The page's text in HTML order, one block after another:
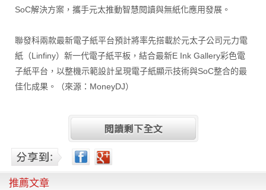
SoC解決方案，攜手元太推動智慧閱讀與無紙化應用發展。
聯發科兩款最新電子紙平台預計將率先搭載於元太子公司元力電
紙（Linfiny）新一代電子紙平板，結合最新E Ink Gallery彩色電
子紙平台，以整機示範設計呈現電子紙顯示技術與SoC整合的最
佳化成果。（來源：MoneyDJ）
推薦文章